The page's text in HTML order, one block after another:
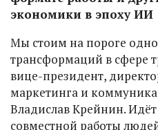
экономики в эпоху ИИ
Мы стоим на пороге
трансформаций в сфере
вице-президент,
маркетинга и
Владислав Крейнин.
совместной работы